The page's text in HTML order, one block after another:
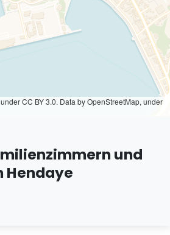
under CC BY 3.0. Data by OpenStreetMap, under
und
Hendaye